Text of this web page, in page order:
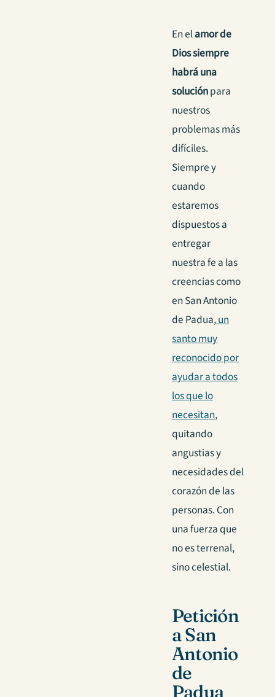
En elamor de
Dios siempre
habrá una
soluciónpara
nuestros
problemas más
difíciles.
Siempre y
cuando
estaremos
dispuestos a
entregar
nuestra fe a las
creencias como
en San Antonio
de Padua,un
santo muy
reconocido por
ayudar a todos
los que lo
necesitan,
quitando
angustias y
necesidades del
corazón de las
personas. Con
una fuerza que
no es terrenal,
sino celestial.
Petición
a San
Antonio
de
Padua